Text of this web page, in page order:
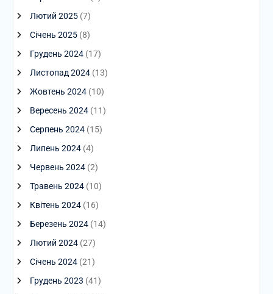
Лютий 2025(7)
Січень 2025(8)
Грудень 2024(17)
Листопад 2024(13)
Жовтень 2024(10)
Вересень 2024(11)
Серпень 2024(15)
Липень 2024(4)
Червень 2024(2)
Травень 2024(10)
Квітень 2024(16)
Березень 2024(14)
Лютий 2024(27)
Січень 2024(21)
Грудень 2023 (41)